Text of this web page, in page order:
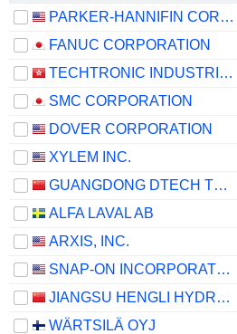
PARKER-HANNIFIN CORPORATION
FANUC CORPORATION
TECHTRONIC INDUSTRIES COMPANY LIMITED
SMC CORPORATION
DOVER CORPORATION
XYLEM INC.
GUANGDONG DTECH TECHNOLOGY CO., LTD.
ALFA LAVAL AB
ARXIS, INC.
SNAP-ON INCORPORATED
JIANGSU HENGLI HYDRAULIC CO.,LTD
WÄRTSILÄ OYJ